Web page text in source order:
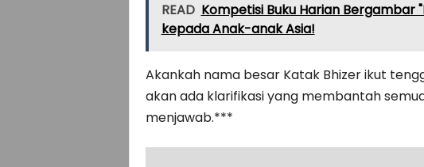
READ Kompetisi Buku Harian Bergambar
kepada Anak-anak Asia!
Akankah nama besar Katak Bhizer ikut
akan ada klarifikasi yang membantah
menjawab.***